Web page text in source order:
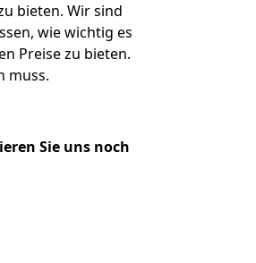
bieten. Wir sind
wie wichtig es
Preise zu bieten.
muss.
Sie uns noch